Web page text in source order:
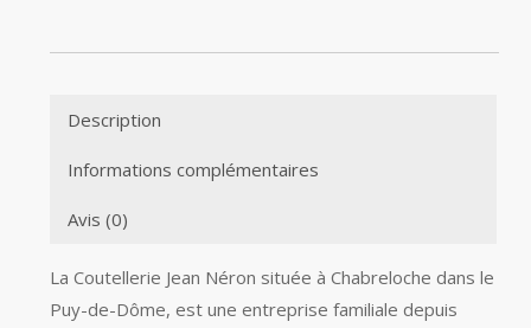
Description
Informations complémentaires
Avis (0)
La Coutellerie Jean Néron située à Chabreloche dans le
Puy-de-Dôme, est une entreprise familiale depuis